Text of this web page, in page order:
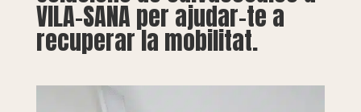
VILA-SANA per ajudar-te a
recuperar la mobilitat.